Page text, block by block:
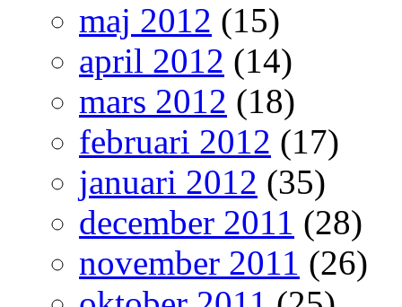
maj 2012 (15)
april 2012 (14)
mars 2012 (18)
februari 2012 (17)
januari 2012 (35)
december 2011 (28)
november 2011 (26)